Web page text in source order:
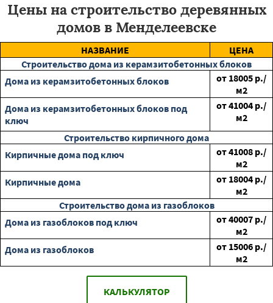
Цены на строительство деревянных
домов в Менделеевске
НАЗВАНИЕ
ЦЕНА
Строительство дома из керамзитобетонных блоков
Дома из керамзитобетонных блоков
от 18005 р./
м2
Дома из керамзитобетонных блоков под
ключ
от41004 р./
м2
Строительство кирпичного дома
Кирпичные дома под ключ
от41008 р./
м2
Кирпичные дома
от 18004 р./
м2
Строительство дома из газоблоков
Дома из газоблоков под ключ
от40007 р./
м2
Дома из газоблоков
от 15006 р./
м2
КАЛЬКУЛЯТОР